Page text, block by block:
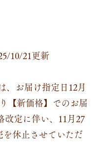
10/21更新
お届け指定日12月
【新価格】でのお届
改定に伴い、11月27
を休止させていただ